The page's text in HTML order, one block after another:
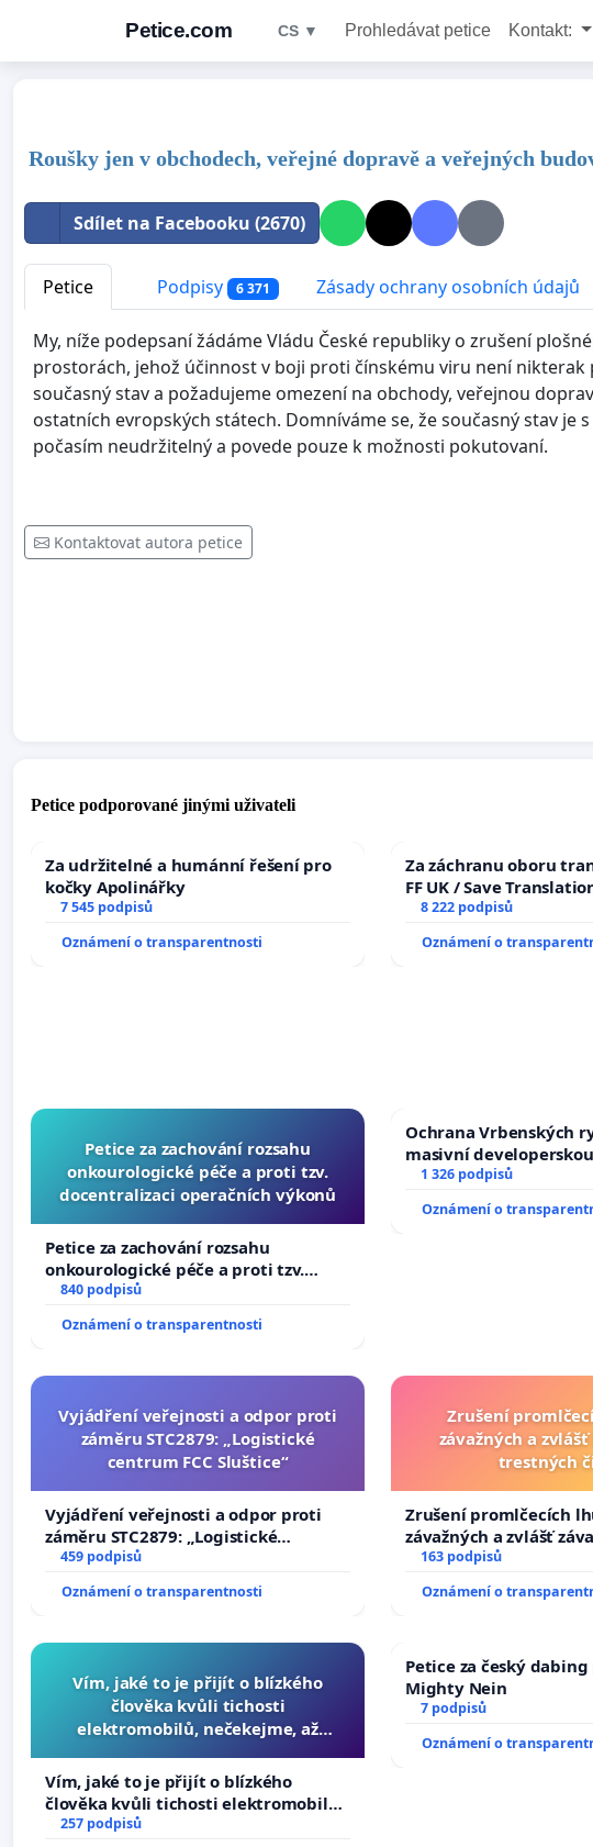
Petice.com CS ▼ Prohledávat petice Kontakt:
Roušky jen v obchodech, veřejné dopravě a veřejných
Sdílet na Facebooku (2670)
Petice Podpisy 6 371 Zásady ochrany osobních údajů
My, níže podepsaní žádáme Vládu České republiky o zrušení
prostorách, jehož účinnost v boji proti čínskému viru není nikterak
současný stav a požadujeme omezení na obchody, veřejnou
ostatních evropských státech. Domníváme se, že současný stav
počasím neudržitelný a povede pouze k možnosti pokutovaní.
Kontaktovat autora petice
Petice podporované jinými uživateli
Za udržitelné a humánní řešení pro
kočky Apolinářky
7 545 podpisů
Oznámení o transparentnosti
Za záchranu oboru
FF UK / Save
the Faculty of Arts,
8 222 podpisů
Oznámení o
Petice za zachování rozsahu
onkourologické péče a proti tzv.
docentralizaci operačních výkonů
Petice za zachování rozsahu
onkourologické péče a proti tzv.
docentralizaci operačních výkonů
840 podpisů
Oznámení o transparentnosti
Ochrana Vrbenských
masivní
1 326 podpisů
Oznámení o
Vyjádření veřejnosti a odpor proti
záměru STC2879: „Logistické
centrum FCC Sluštice“
Vyjádření veřejnosti a odpor proti
záměru STC2879: „Logistické
centrum FCC Sluštice“
459 podpisů
Oznámení o transparentnosti
Zrušení
závažných a
trestných
Zrušení promlčecích
závažných a zvlášť
trestných činů
163 podpisů
Oznámení o
Vím, jaké to je přijít o blízkého
člověka kvůli tichosti
elektromobilů, nečekejme, až
auta!
Vím, jaké to je přijít o blízkého
člověka kvůli tichosti elektromobilů,
nečekejme, až přibydou další,
257 podpisů
Petice za český
Mighty Nein
7 podpisů
Oznámení o